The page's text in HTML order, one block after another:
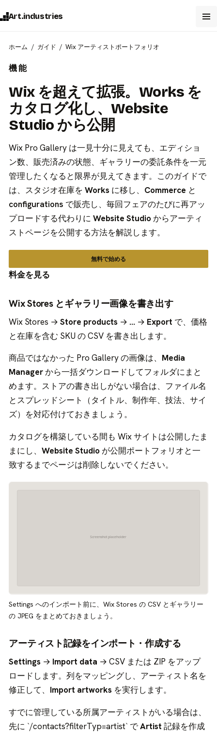
Art.industries
ホーム ガイド Wix アーティストポートフォリオ
機能
Wix を超えて拡張。Works を
カタログ化し、Website
Studio から公開
Wix Pro Gallery は一見十分に見えても、エディショ
ン数、販売済みの状態、ギャラリーの委託条件を一元
管理したくなると限界が見えてきます。このガイドで
は、スタジオ在庫をWorks に移し、 Commerce と
configurations で販売し、毎回フェアのたびに再アッ
プロードする代わりにWebsite Studio からアーティ
ストページを公開する方法を解説します。
無料で始める
料金を見る
Wix Stores とギャラリー画像を書き出す
Wix Stores →Store products → … → Export で、価格
と在庫を含む SKU の CSV を書き出します。
商品ではなかった Pro Gallery の画像は、 Media
Manager から一括ダウンロードしてフォルダにまと
めます。ストアの書き出しがない場合は、ファイル名
とスプレッドシート（タイトル、制作年、技法、サイ
ズ）を対応付けておきましょう。
カタログを構築している間も Wix サイトは公開したま
まにし、Website Studio が公開ポートフォリオと一
致するまでページは削除しないでください。
Settings へのインポート前に、Wix Stores の CSV とギャラリー
の JPEG をまとめておきましょう。
アーティスト記録をインポート・作成する
Settings → Import data → CSV または ZIP をアップ
ロードします。列をマッピングし、アーティスト名を
修正して、 Import artworks を実行します。
すでに管理している所属アーティストがいる場合は、
先に `/contacts?filterTyp=artist` でArtist 記録を作成